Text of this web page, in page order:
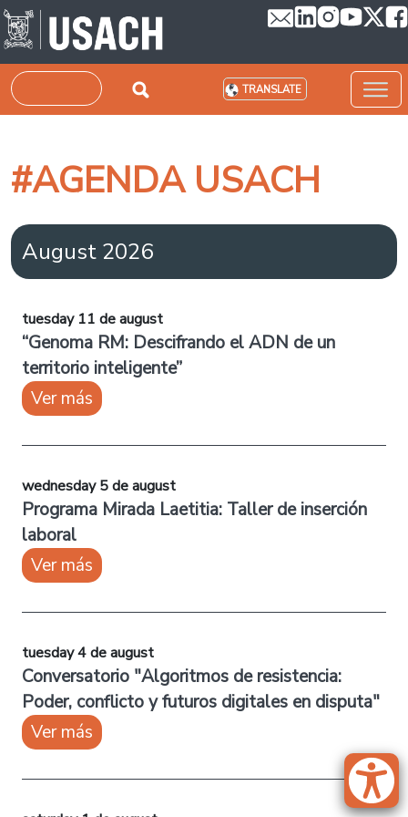
Skip to main content
Search TRANSLATE
#AGENDA USACH
August 2026
tuesday 11 de august
“Genoma RM: Descifrando el ADN de un
territorio inteligente”
Ver más
wednesday 5 de august
Programa Mirada Laetitia: Taller de inserción
laboral
Ver más
tuesday 4 de august
Conversatorio "Algoritmos de resistencia:
Poder, conflicto y futuros digitales en disputa"
Ver más